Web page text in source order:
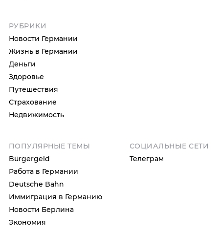
РУБРИКИ
Новости Германии
Жизнь в Германии
Деньги
Здоровье
Путешествия
Страхование
Недвижимость
ПОПУЛЯРНЫЕ ТЕМЫ
Bürgergeld
Работа в Германии
Deutsche Bahn
Иммиграция в Германию
Новости Берлина
Экономия
СОЦИАЛЬНЫЕ СЕТИ
Телеграм